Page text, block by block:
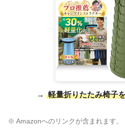
→ 軽量折りたたみ椅子
※ Amazonへのリンクが含まれます。